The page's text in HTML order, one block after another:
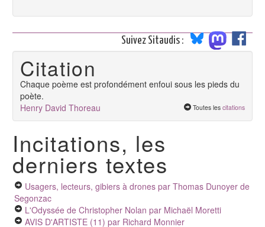
Suivez Sitaudis :
Citation
Chaque poème est profondément enfoui sous les pieds du
poète.
Henry David Thoreau
Toutes les citations
Incitations, les
derniers textes
Usagers, lecteurs, gibiers à drones par Thomas Dunoyer de
Segonzac
L'Odyssée de Christopher Nolan par Michaël Moretti
AVIS D'ARTISTE (11) par Richard Monnier